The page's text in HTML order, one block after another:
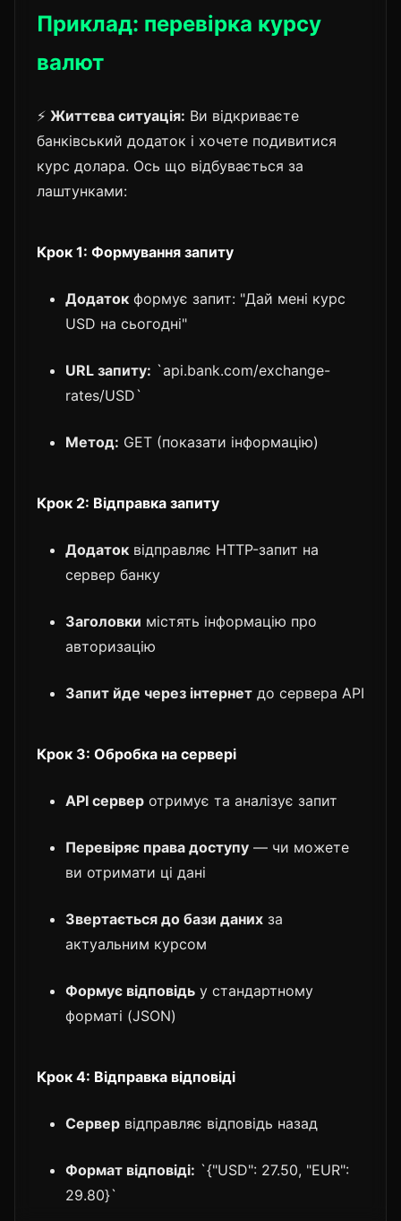
Приклад: перевірка курсу
валют
⚡ Життєва ситуація: Ви відкриваєте
банківський додаток і хочете подивитися
курс долара. Ось що відбувається за
лаштунками:
Крок 1: Формування запиту
Додаток формує запит: "Дай мені курс
USD на сьогодні"
URL запиту: `api.bank.com/exchange-
rates/USD`
Метод: GET (показати інформацію)
Крок 2: Відправка запиту
Додаток відправляє HTTP-запит на
сервер банку
Заголовки містять інформацію про
авторизацію
Запит йде через інтернет до сервера API
Крок 3: Обробка на сервері
API сервер отримує та аналізує запит
Перевіряє права доступу — чи можете
ви отримати ці дані
Звертається до бази даних за
актуальним курсом
Формує відповідь у стандартному
форматі (JSON)
Крок 4: Відправка відповіді
Сервер відправляє відповідь назад
Формат відповіді: `{"USD": 27.50, "EUR":
29.80}`